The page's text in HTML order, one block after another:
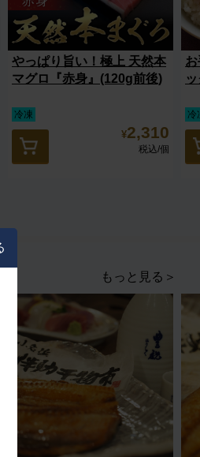
やっぱり旨い！極上 天然本
マグロ『赤身』(120g前後)
冷凍
¥2,310
税込/個
冷
もっと見る＞